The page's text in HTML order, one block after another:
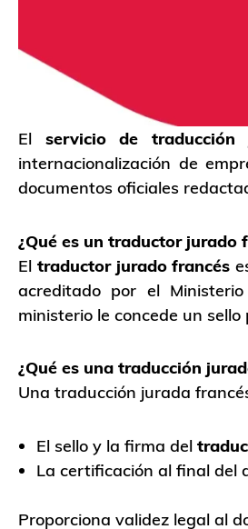
El servicio de traducción
internacionalización de
documentos oficiales
¿Qué es un traductor jurado
El traductor jurado francés
acreditado por el
ministerio le concede un
¿Qué es una traducción
Una traducción jurada
El sello y la firma del
La certificación al final del
Proporciona validez legal al